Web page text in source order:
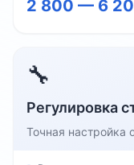
2 800 — 6
🔧
Регулировка
Точная настройка